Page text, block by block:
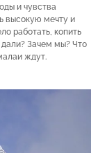
и чувства
высокую мечту и
работать, копить
Зачем мы? Что
ждут.